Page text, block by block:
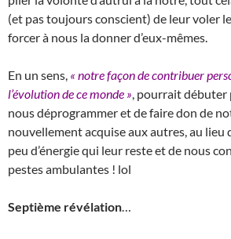
(et pas toujours conscient) de leur voler
forcer à nous la donner d’eux-mêmes.
En un sens, « notre façon de contribuer
l’évolution de ce monde » , pourrait
nous déprogrammer et de faire don de
nouvellement acquise aux autres, au lieu
peu d’énergie qui leur reste et de nous
pestes ambulantes ! lol
Septième révélation